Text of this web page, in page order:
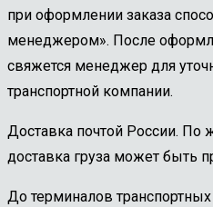
при оформлении заказа
менеджером». После
свяжется менеджер для
транспортной компании.
Доставка почтой России. По
доставка груза может быть
До терминалов